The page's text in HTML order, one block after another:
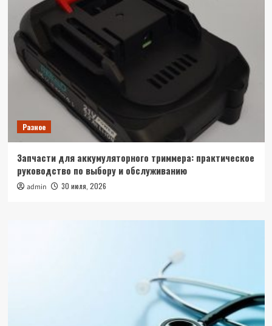
Разное
Запчасти для аккумуляторного триммера: практическое
руководство по выбору и обслуживанию
admin 30 июля, 2026